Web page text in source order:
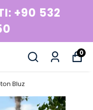
HATTI: +90
729 15 50
0
Bluz